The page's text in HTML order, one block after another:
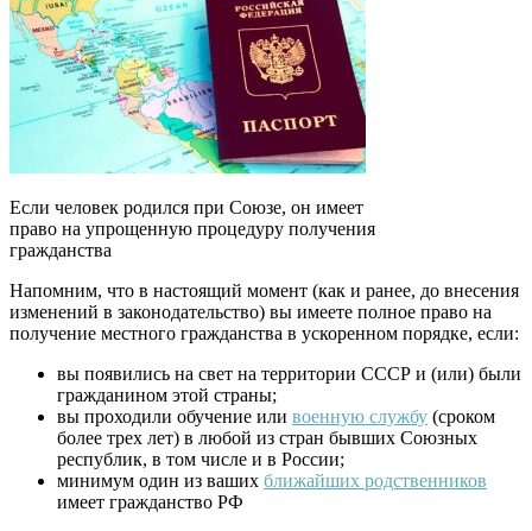
Если человек родился при Союзе, он имеет
право на упрощенную процедуру получения
гражданства
Напомним, что в настоящий момент (как и ранее, до внесения
изменений в законодательство) вы имеете полное право на
получение местного гражданства в ускоренном порядке, если:
вы появились на свет на территории СССР и (или) были
гражданином этой страны;
вы проходили обучение или военную службу (сроком
более трех лет) в любой из стран бывших Союзных
республик, в том числе и в России;
минимум один из ваших ближайших родственников
имеет гражданство РФ